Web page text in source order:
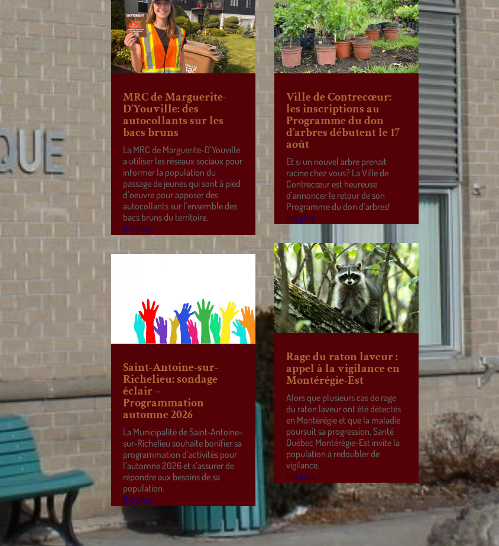
MRC de Marguerite-
D’Youville: des
autocollants sur les
bacs bruns
La MRC de Marguerite-D’Youville
a utiliser les réseaux sociaux pour
informer la population du
passage de jeunes qui sont à pied
d’oeuvre pour apposer des
autocollants sur l’ensemble des
bacs bruns du territoire.
lire plus
Saint-Antoine-sur-
Richelieu: sondage
éclair –
Programmation
automne 2026
La Municipalité de Saint-Antoine-
sur-Richelieu souhaite bonifier sa
programmation d’activités pour
l’automne 2026 et s’assurer de
répondre aux besoins de sa
population.
lire plus
Ville de Contrecœur:
les inscriptions au
Programme du don
d’arbres débutent le 17
août
Et si un nouvel arbre prenait
racine chez vous? La Ville de
Contrecœur est heureuse
d’annoncer le retour de son
Programme du don d’arbres!
lire plus
Rage du raton laveur :
appel à la vigilance en
Montérégie-Est
Alors que plusieurs cas de rage
du raton laveur ont été détectés
en Montérégie et que la maladie
poursuit sa progression, Santé
Québec Montérégie-Est invite la
population à redoubler de
vigilance.
lire plus